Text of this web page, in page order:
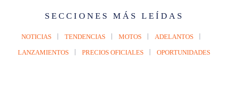
SECCIONES MÁS LEÍDAS
NOTICIAS TENDENCIAS MOTOS ADELANTOS
LANZAMIENTOS PRECIOS OFICIALES OPORTUNIDADES